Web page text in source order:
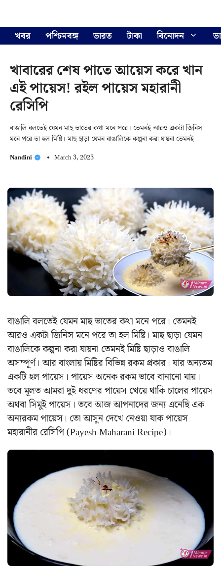
content
খবর
পশ্চিমবঙ্গ ভারত টাকা বিনোদন
খাবারের শেষ পাতে আয়েস করে খান
এই পায়েস! রইল পায়েস মহারানী
রেসিপি
বাঙালি বলতেই যেমন মাছ ভাতের কথা মনে পরে। তেমনই আরও একটা জিনিস
মনে পরে তা হল মিষ্টি। মাছ ছাড়া যেমন বাঙালিকে কল্পনা করা যায়না তেমনই
Nandini March 3, 2023
বাঙালি বলতেই যেমন মাছ ভাতের কথা মনে পরে। তেমনই
আরও একটা জিনিস মনে পরে তা হল মিষ্টি। মাছ ছাড়া যেমন
বাঙালিকে কল্পনা করা যায়না তেমনই মিষ্টি ছাড়াও বাঙালি
অসম্পূর্ণ। আর বাংলায় মিষ্টির বিভিন্ন রকম প্রকার। যার অন্যতম
একটি হল পায়েস। পায়েস অনেক রকম ভাবে বানানো যায়।
তবে মূলত আমরা দুই ধরণের পায়েস খেয়ে থাকি চালের পায়েস
অথবা সিমুই পায়েস। তবে আজ আপনাদের জন্য এনেছি এক
অন্যরকম পায়েস। তো আসুন দেখে নেওয়া যাক পায়েস
মহারানীর রেসিপি (Payesh Maharani Recipe)।